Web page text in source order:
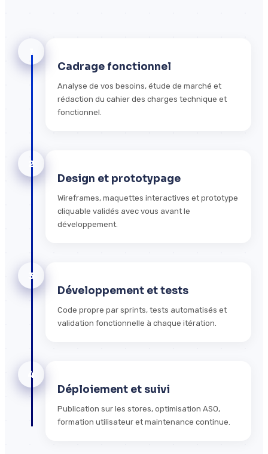
Cadrage fonctionnel
Analyse de vos besoins, étude de marché et
rédaction du cahier des charges technique et
fonctionnel.
2
Design et prototypage
Wireframes, maquettes interactives et prototype
cliquable validés avec vous avant le
développement.
3
Développement et tests
Code propre par sprints, tests automatisés et
validation fonctionnelle à chaque itération.
4
Déploiement et suivi
Publication sur les stores, optimisation ASO,
formation utilisateur et maintenance continue.